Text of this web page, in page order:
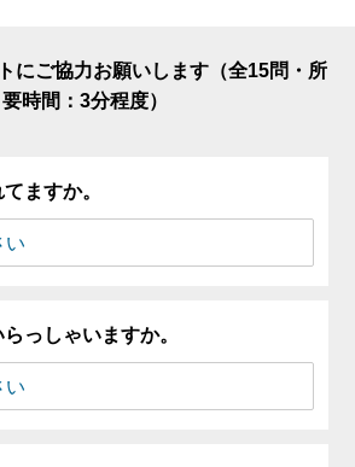
にご協力お願いします（全15問・所
要時間：3分程度）
ますか。
っしゃいますか。